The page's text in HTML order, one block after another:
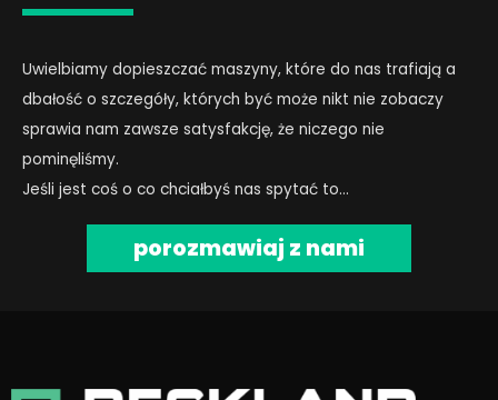
Uwielbiamy dopieszczać maszyny, które do nas trafiają a
dbałość o szczegóły, których być może nikt nie zobaczy
sprawia nam zawsze satysfakcję, że niczego nie
pominęliśmy.
Jeśli jest coś o co chciałbyś nas spytać to…
porozmawiaj z nami